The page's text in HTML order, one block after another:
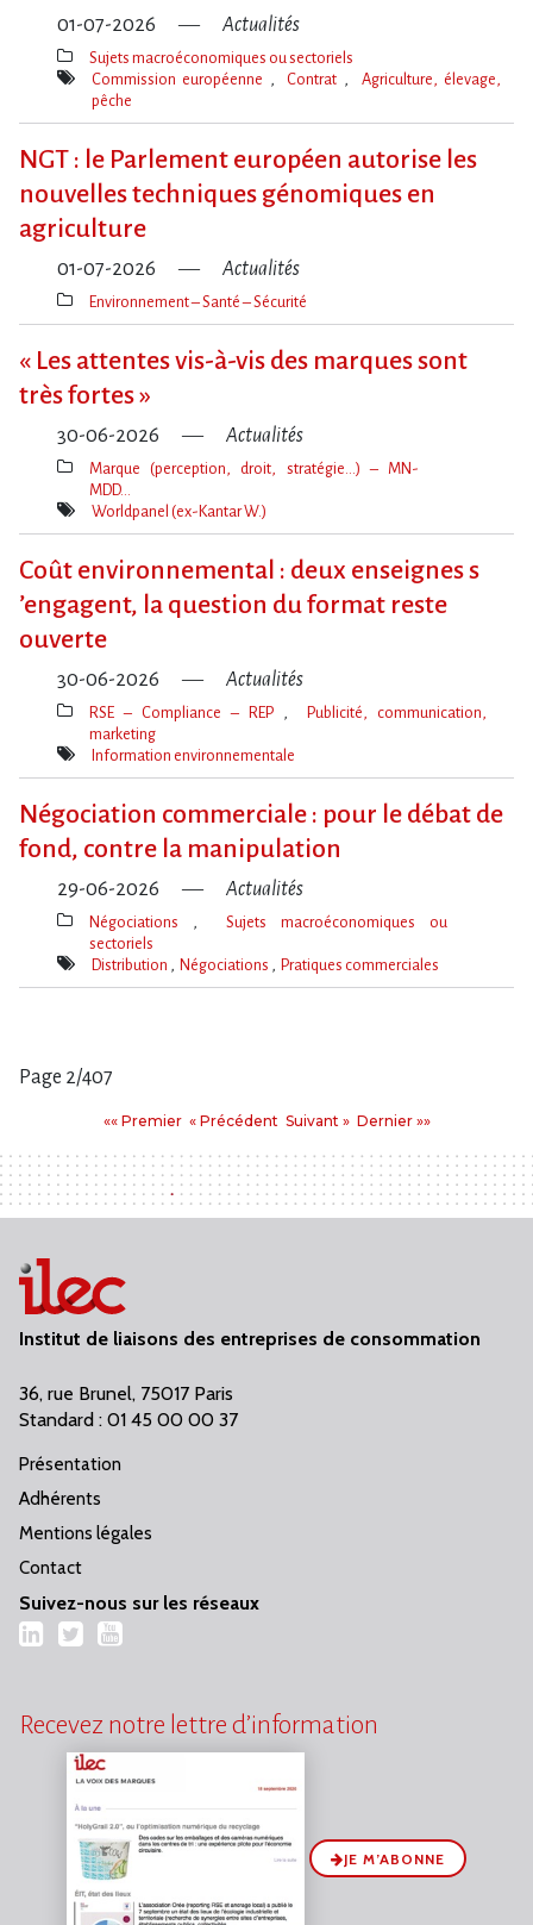
01-07-2026 Actualités
Thèmes(s)
Sujets macroéconomiques ou sectoriels
Mot(s)-
Commission européenne Contrat
Agriculture, élevage,
pêche
NGT : le Parlement européen autorise les
nouvelles techniques génomiques en
agriculture
01-07-2026 Actualités
Thèmes(s)
Environnement – Santé – Sécurité
« Les attentes vis-à-vis des marques sont
très fortes »
30-06-2026 Actualités
Thèmes(s)
Marque (perception, droit, stratégie…) – MN-
MDD…
Mot(s)-
Worldpanel (ex-Kantar W.)
Coût environnemental : deux enseignes s​
‌’engagent, la question du format reste
ouverte
30-06-2026 Actualités
Thèmes(s)
RSE – Compliance – REP
Publicité, communication,
marketing
Mot(s)-
Information environnementale
Négociation commerciale : pour le débat de
fond, contre la manipulation
29-06-2026 Actualités
Thèmes(s)
Négociations
Sujets macroéconomiques ou
sectoriels
Mot(s)-
Distribution Négociations Pratiques commerciales
Page 2/407
«« PremierPremier
« PrécédentPrécédent
Suivant
Suivant » Dernier
Dernier »»
Institut de liaisons des entreprises de consommation
36, rue Brunel, 75017 Paris
Standard : 01 45 00 00 37
Présentation
Adhérents
Mentions légales
Contact
Suivez-nous sur les réseaux
LinkedIn
TwitterYouTube
Recevez notre lettre d’information
JE M’ABONNE